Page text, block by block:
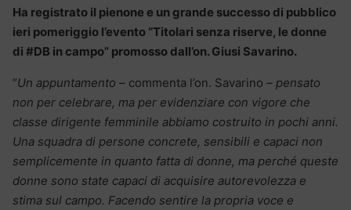
Ha registrato il pienone e un grande successo di pubblico
ieri pomeriggio l’evento “Titolari senza riserve, le donne
di #DB in campo” promosso dall’on. Giusi Savarino.
“Un appuntamento – commenta l’on. Savarino – pensato
non per celebrare, ma per evidenziare con vigore che
classe dirigente femminile abbiamo costruito in pochi anni.
Una squadra di persone concrete, sensibili e capaci non
semplicemente in quanto fatta di donne, ma perché queste
donne sono state capaci di acquisire autorevolezza e
stima sul campo. Facendo sentire la propria voce e